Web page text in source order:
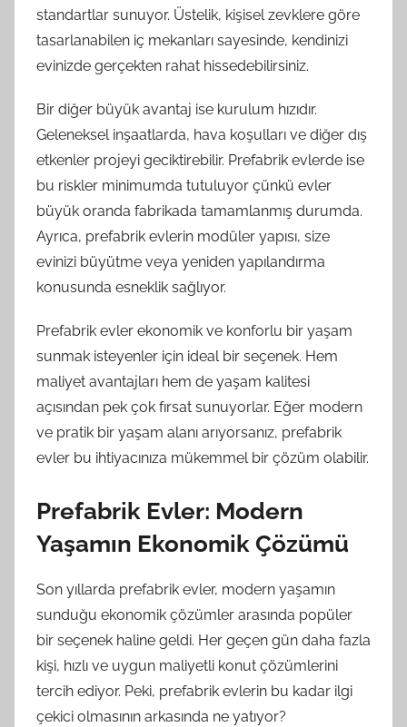
standartlar sunuyor. Üstelik, kişisel zevklere göre
tasarlanabilen iç mekanları sayesinde, kendinizi
evinizde gerçekten rahat hissedebilirsiniz.
Bir diğer büyük avantaj ise kurulum hızıdır.
Geleneksel inşaatlarda, hava koşulları ve diğer dış
etkenler projeyi geciktirebilir. Prefabrik evlerde ise
bu riskler minimumda tutuluyor çünkü evler
büyük oranda fabrikada tamamlanmış durumda.
Ayrıca, prefabrik evlerin modüler yapısı, size
evinizi büyütme veya yeniden yapılandırma
konusunda esneklik sağlıyor.
Prefabrik evler ekonomik ve konforlu bir yaşam
sunmak isteyenler için ideal bir seçenek. Hem
maliyet avantajları hem de yaşam kalitesi
açısından pek çok fırsat sunuyorlar. Eğer modern
ve pratik bir yaşam alanı arıyorsanız, prefabrik
evler bu ihtiyacınıza mükemmel bir çözüm olabilir.
Prefabrik Evler: Modern
Yaşamın Ekonomik Çözümü
Son yıllarda prefabrik evler, modern yaşamın
sunduğu ekonomik çözümler arasında popüler
bir seçenek haline geldi. Her geçen gün daha fazla
kişi, hızlı ve uygun maliyetli konut çözümlerini
tercih ediyor. Peki, prefabrik evlerin bu kadar ilgi
çekici olmasının arkasında ne yatıyor?